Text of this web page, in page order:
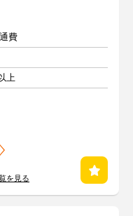
費
上
を見る